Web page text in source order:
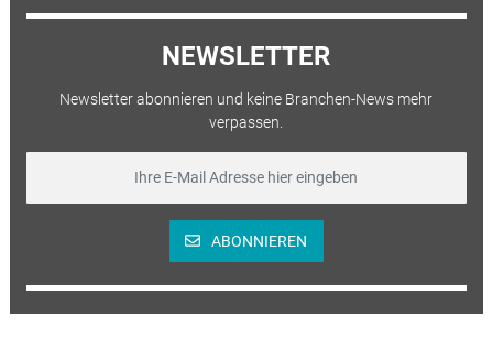
NEWSLETTER
Newsletter abonnieren und keine Branchen-News mehr
verpassen.
ABONNIEREN